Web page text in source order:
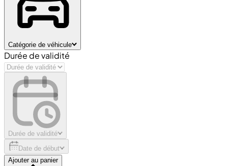
Catégorie de véhicule
Durée de validité
Durée de validité
Date de début
Ajouter au panier